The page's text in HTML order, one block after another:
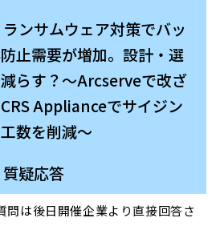
ンサムウェア対策でバッ
止需要が増加。設計・選
らす？～Arcserveで改ざ
Applianceでサイジン
数を削減～
疑応答
は後日開催企業より直接回答さ